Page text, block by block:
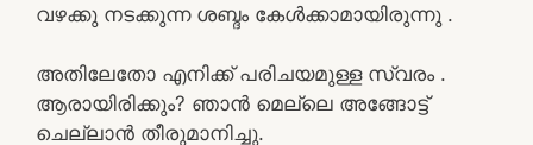
വഴക്കു നടക്കുന്ന ശബ്ദം കേൾക്കാമായിരുന്നു .
അതിലേതോ എനിക്ക് പരിചയമുള്ള സ്വരം .
ആരായിരിക്കും? ഞാൻ മെല്ലെ അങ്ങോട്ട്
ചെല്ലാൻ തീരുമാനിച്ചു.